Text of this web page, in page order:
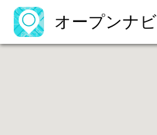
オープンナビ